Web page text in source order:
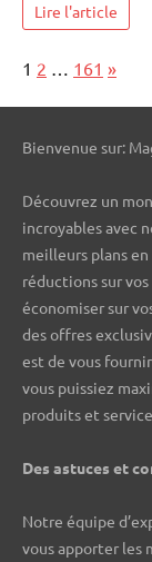
Lire l'article
Page:
1 2 161 Next
»
Bienvenue sur:
Découvrez un
incroyables avec
meilleurs plans
réductions sur
économiser sur
des offres
est de vous
vous puissiez
produits et
Des astuces et
Notre équipe
vous apporter les